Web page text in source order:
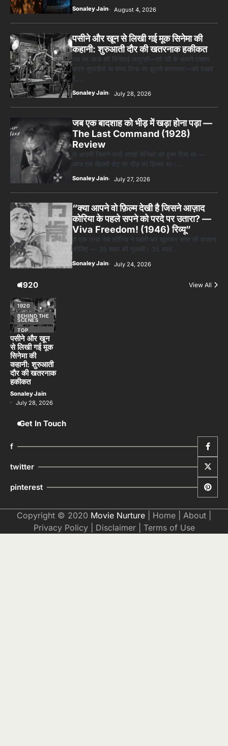
Sonaley Jain August 4, 2026
पसीने और खून से लिखी गई मूक सिनेमा की
कहानी: शुरुआती दौर की खतरनाक हकीकत
जब हम आज की सिनेमाई जादूगरी—हरे पर्दे के सामने एक्शन
करते सुपरहीरो या वायर रिग्स पर झूलते कलाकार—को देखते
हैं,…
Sonaley Jain July 28, 2026
जब एक बादशाह को भीड़ में खड़ा होना पड़ा —
The Last Command (1928)
Review
वो आदमी जिसने कभी लाखों सैनिकों को हुक्म दिया था —
आज एक फ़िल्मी सेट पर भीड़ का हिस्सा था।…
Sonaley Jain July 27, 2026
“क्या आपने वो फ़िल्म देखी है जिसने आज़ाद
कोरिया के पहले सपने को परदे पर उतारा? —
Viva Freedom! (1946) रिव्यू”
वो एक लम्हा जब कोरिया ने पहली बार खुलकर सांस ली कल्पना
कीजिए — 35 साल की गुलामी। 35 साल…
Sonaley Jain July 24, 2026
1920 View All
1920
BEHIND THE
SCENES
TOP
STORIES
पसीने और खून
से लिखी गई मूक
सिनेमा की
कहानी: शुरुआती
दौर की खतरनाक
हकीकत
Sonaley Jain
July 28, 2026
Get In Touch
f
twitter
pinterest
Copyright © 2020 Movie Nurture Home About
Privacy Policy| Disclaimer| Terms of Use